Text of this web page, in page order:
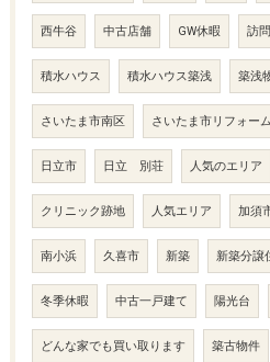
西牛谷 中古店舗 GW休暇 訪
積水ハウス 積水ハウス築浅 築浅
さいたま市南区 さいたま市リフォー
日立市 日立 別荘 人気のエリア
クリニック跡地 人気エリア 加須
南小浜 久喜市 新築 新築分譲
冬季休暇 中古一戸建て 陽光台
どんな家でも買い取ります 築古物件